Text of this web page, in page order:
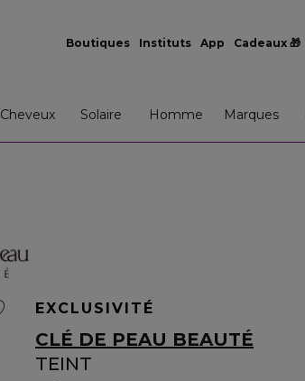
Boutiques Instituts App Cadeaux 🎁
Cheveux Solaire Homme Marques
EXCLUSIVITÉ
CLÉ DE PEAU BEAUTÉ
TEINT